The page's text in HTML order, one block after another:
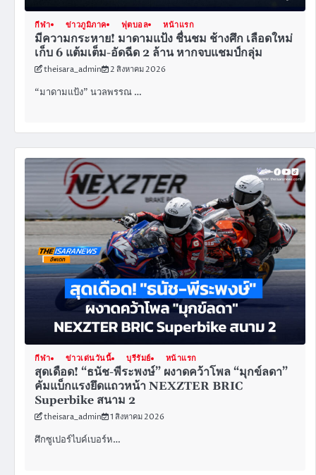
กีฬา ข่าวภูมิภาค ฟุตบอล หน้าแรก
มีความกระหาย! มาดามแป้ง ชื่นชม ช้างศึก เลือดใหม่
เก็บ 6 แต้มเต็ม-อัดฉีด 2 ล้าน หากจบแชมป์กลุ่ม
theisara_admin 2 สิงหาคม 2026
“มาดามแป้ง” นวลพรรณ …
กีฬา ข่าวเด่นวันนี้ บุรีรัมย์ หน้าแรก
สุดเดือด! “ธนัช-พีระพงษ์” ผงาดคว้าโพล “มุกข์ลดา”
คัมแบ็กแรงยึดแถวหน้า NEXZTER BRIC
Superbike สนาม 2
theisara_admin 1 สิงหาคม 2026
ศึกซูเปอร์ไบค์เบอร์ห…